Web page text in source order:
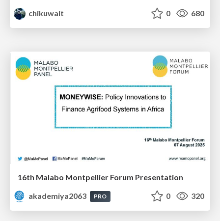
chikuwait
0 680
16th Malabo Montpellier Forum Presentation
akademiya2063
PRO 0 320